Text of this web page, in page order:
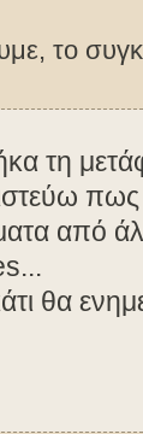
το
τη
πως
από
θα